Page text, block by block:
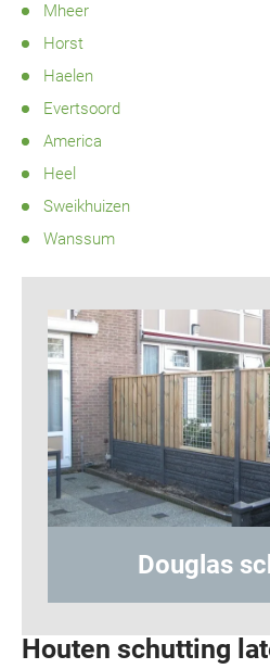
Mheer
Horst
Haelen
Evertsoord
America
Heel
Sweikhuizen
Wanssum
schutting
Houten schutting